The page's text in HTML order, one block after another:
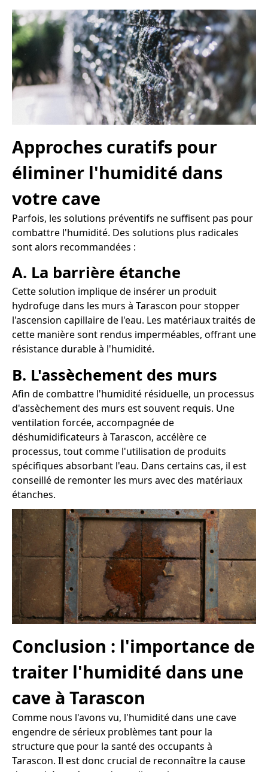
Approches curatifs pour
éliminer l'humidité dans
votre cave
Parfois, les solutions préventifs ne suffisent pas pour
combattre l'humidité. Des solutions plus radicales
sont alors recommandées :
A. La barrière étanche
Cette solution implique de insérer un produit
hydrofuge dans les murs à Tarascon pour stopper
l'ascension capillaire de l'eau. Les matériaux traités de
cette manière sont rendus imperméables, offrant une
résistance durable à l'humidité.
B. L'assèchement des murs
Afin de combattre l'humidité résiduelle, un processus
d'assèchement des murs est souvent requis. Une
ventilation forcée, accompagnée de
déshumidificateurs à Tarascon, accélère ce
processus, tout comme l'utilisation de produits
spécifiques absorbant l'eau. Dans certains cas, il est
conseillé de remonter les murs avec des matériaux
étanches.
Conclusion : l'importance de
traiter l'humidité dans une
cave à Tarascon
Comme nous l'avons vu, l'humidité dans une cave
engendre de sérieux problèmes tant pour la
structure que pour la santé des occupants à
Tarascon. Il est donc crucial de reconnaître la cause